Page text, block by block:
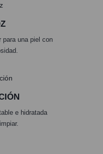
para una piel con
e hidratada